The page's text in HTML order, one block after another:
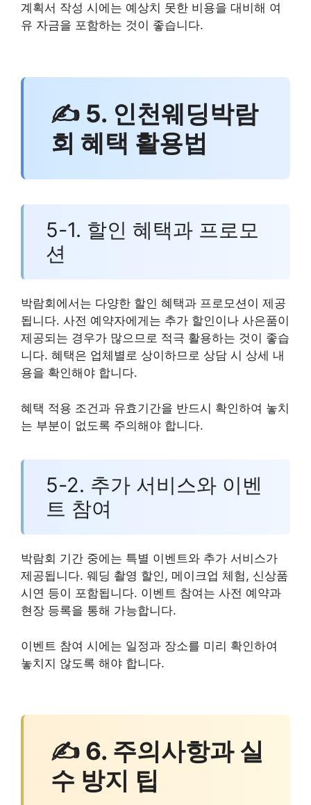
계획서 작성 시에는 예상치 못한 비용을 대비해 여
유 자금을 포함하는 것이 좋습니다.
✍ 5. 인천웨딩박람
회 혜택 활용법
5-1. 할인 혜택과 프로모
션
박람회에서는 다양한 할인 혜택과 프로모션이 제공
됩니다. 사전 예약자에게는 추가 할인이나 사은품이
제공되는 경우가 많으므로 적극 활용하는 것이 좋습
니다. 혜택은 업체별로 상이하므로 상담 시 상세 내
용을 확인해야 합니다.
혜택 적용 조건과 유효기간을 반드시 확인하여 놓치
는 부분이 없도록 주의해야 합니다.
5-2. 추가 서비스와 이벤
트 참여
박람회 기간 중에는 특별 이벤트와 추가 서비스가
제공됩니다. 웨딩 촬영 할인, 메이크업 체험, 신상품
시연 등이 포함됩니다. 이벤트 참여는 사전 예약과
현장 등록을 통해 가능합니다.
이벤트 참여 시에는 일정과 장소를 미리 확인하여
놓치지 않도록 해야 합니다.
✍ 6. 주의사항과 실
수 방지 팁